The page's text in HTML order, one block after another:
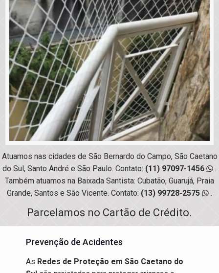
Atuamos nas cidades de São Bernardo do Campo, São Caetano
do Sul, Santo André e São Paulo. Contato: (11) 97097-1456
.
Também atuamos na Baixada Santista: Cubatão, Guarujá, Praia
Grande, Santos e São Vicente. Contato: (13) 99728-2575 .
Parcelamos no Cartão de Crédito.
Prevenção de Acidentes
As Redes de Proteção em São Caetano do